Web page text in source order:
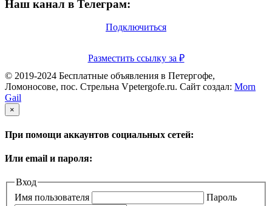
Наш канал в Телеграм:
Подключиться
Разместить ссылку за ₽
© 2019-2024 Бесплатные объявления в Петергофе,
Ломоносове, пос. Стрельна Vpetergofe.ru. Сайт создал: Morn
Gail
×
При помощи аккаунтов социальных сетей:
Или email и пароля:
Вход
Имя пользователя
Пароль